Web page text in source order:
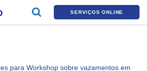
SERVIÇOS ONLINE
para Workshop sobre vazamentos em